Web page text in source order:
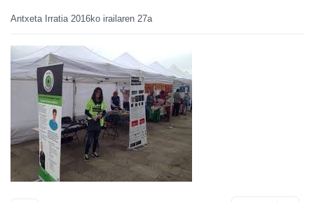
Antxeta Irratia 2016ko irailaren 27a